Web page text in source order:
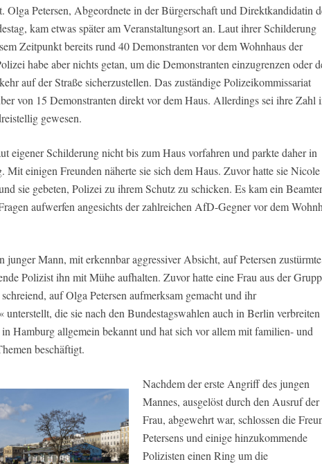
Olga Petersen, Abgeordnete in der Bürgerschaft und Direktkandidatin
kam etwas später am Veranstaltungsort an. Laut ihrer Schilderung
Zeitpunkt bereits rund 40 Demonstranten vor dem Wohnhaus der
habe aber nichts getan, um die Demonstranten einzugrenzen oder
auf der Straße sicherzustellen. Das zuständige Polizeikommissariat
von 15 Demonstranten direkt vor dem Haus. Allerdings sei ihre Zahl
gewesen.
eigener Schilderung nicht bis zum Haus vorfahren und parkte daher in
Mit einigen Freunden näherte sie sich dem Haus. Zuvor hatte sie Nicole
sie gebeten, Polizei zu ihrem Schutz zu schicken. Es kam ein
aufwerfen angesichts der zahlreichen AfD-Gegner vor dem
junger Mann, mit erkennbar aggressiver Absicht, auf Petersen
Polizist ihn mit Mühe aufhalten. Zuvor hatte eine Frau aus der
auf Olga Petersen aufmerksam gemacht und ihr
unterstellt, die sie nach den Bundestagswahlen auch in Berlin verbreiten
Hamburg allgemein bekannt und hat sich vor allem mit familien- und
beschäftigt.
Nachdem der erste Angriff des jungen
Mannes, ausgelöst durch den Ausruf der
Frau, abgewehrt war, schlossen die
Petersens und einige hinzukommende
Polizisten einen Ring um die